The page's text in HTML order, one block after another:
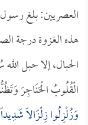
العصريين: بلغ
هذه الغزوة درجة
الحبال، إلا حبل
الْقُلُوبُ الْحَنَاجِرَ
وَزُلْزِلُوا زِلْزَالاً شَدِيداً